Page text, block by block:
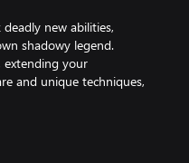
new abilities,
shadowy legend.
extending your
and unique techniques,
soundtrack,